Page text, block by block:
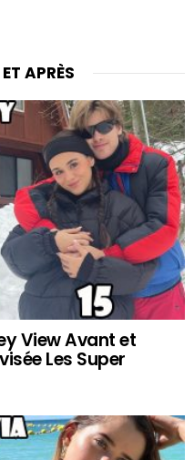
APRÈS
View Avant et
Les Super